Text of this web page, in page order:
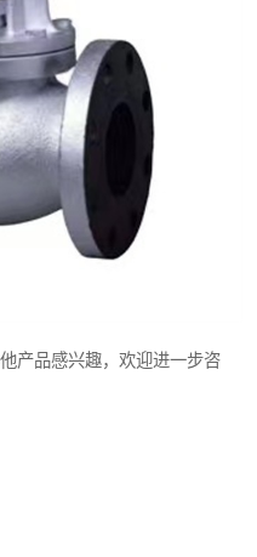
产品感兴趣，欢迎进一步咨